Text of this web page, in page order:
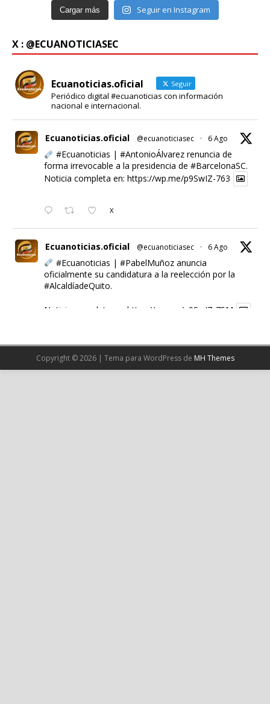
Cargar más Seguir en Instagram
X : @ECUANOTICIASEC
Ecuanoticias.oficial Seguir
Periódico digital #ecuanoticias con información
nacional e internacional.
Ecuanoticias.oficial @ecuanoticiasec · 6 Ago
#Ecuanoticias | #AntonioÁlvarezrenuncia de
forma irrevocable a la presidencia de #BarcelonaSC.
Noticia completa en: https://wp.me/p9SwIZ-763
X
Ecuanoticias.oficial @ecuanoticiasec · 6 Ago
#Ecuanoticias | #PabelMuñozanuncia
oficialmente su candidatura a la reelección por la
#AlcaldíadeQuito.
Noticia completa en: https://wp.me/p9SwIZ-75M
Cargar más
Copyright © 2026 | Tema para WordPress de MH Themes